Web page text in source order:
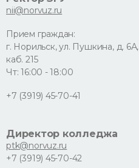
nii@norvuz.ru
Прием граждан:
г. Норильск, ул. Пушкина, д. 6А,
каб. 215
Чт: 16:00 - 18:00
+7 (3919) 45-70-41
Директор колледжа
ptk@norvuz.ru
+7 (3919) 45-70-42